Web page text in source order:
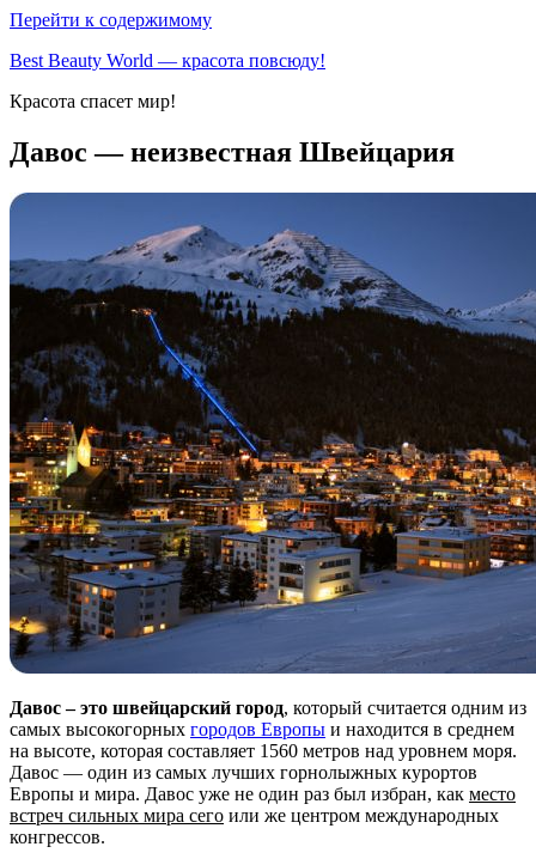
Перейти к содержимому
Best Beauty World — красота повсюду!
Красота спасет мир!
Давос — неизвестная Швейцария
Давос – это швейцарский город, который считается одним из
самых высокогорных городов Европы и находится в среднем
на высоте, которая составляет 1560 метров над уровнем моря.
Давос — один из самых лучших горнолыжных курортов
Европы и мира. Давос уже не один раз был избран, как место
встреч сильных мира сего или же центром международных
конгрессов.